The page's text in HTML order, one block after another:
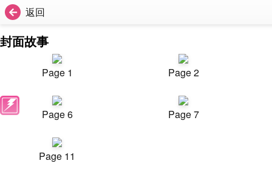
返回
封面故事
Page 1 Page 2
Page 6 Page 7
Page 11